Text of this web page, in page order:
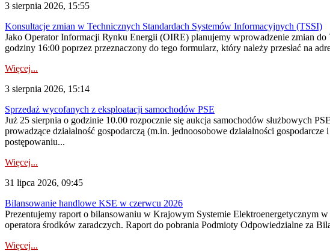
3 sierpnia 2026, 15:55
Konsultacje zmian w Technicznych Standardach Systemów Informacyjnych (TSSI)
Jako Operator Informacji Rynku Energii (OIRE) planujemy wprowadzenie zmian
godziny 16:00 poprzez przeznaczony do tego formularz, który należy przesłać na
Więcej...
3 sierpnia 2026, 15:14
Sprzedaż wycofanych z eksploatacji samochodów PSE
Już 25 sierpnia o godzinie 10.00 rozpocznie się aukcja samochodów służbowych
prowadzące działalność gospodarczą (m.in. jednoosobowe działalności
postępowaniu...
Więcej...
31 lipca 2026, 09:45
Bilansowanie handlowe KSE w czerwcu 2026
Prezentujemy raport o bilansowaniu w Krajowym Systemie Elektroenergetycznym
operatora środków zaradczych. Raport do pobrania Podmioty Odpowiedzialne za
Więcej...